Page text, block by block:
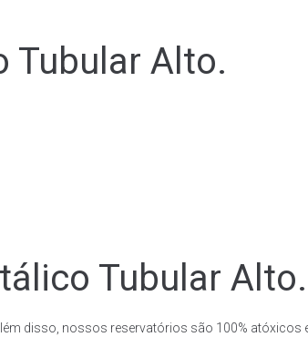
Tubular Alto.
Tubular Alto.
disso, nossos reservatórios são 100% atóxicos